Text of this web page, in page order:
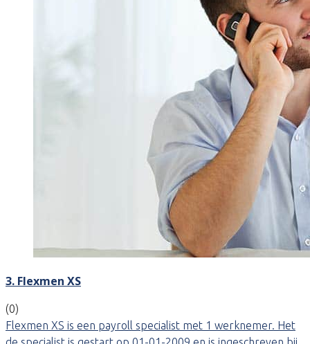
3. Flexmen XS
(0)
Flexmen XS is een payroll specialist met 1 werknemer. Het